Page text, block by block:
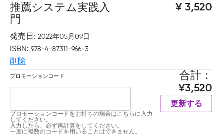
推薦システム実践入
門
発売日 2022年05月09日
ISBN 978-4-87311-966-3
削除
3,520
プロモーションコード
プロモーションコードをお持ちの場合はこちらに入力
してください。
入力したら、必ず再計算をしてください。
一度に複数のコードを用いることはできません。
合計
3,520
更新する